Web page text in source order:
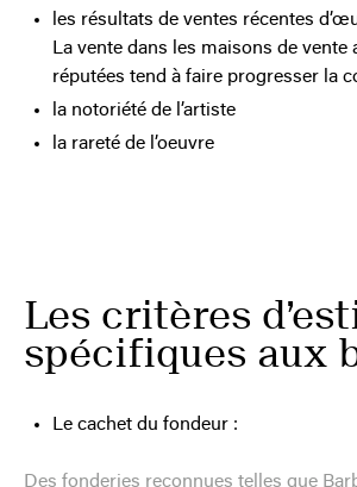
les résultats de ventes récentes
La vente dans les maisons de vente
réputées tend à faire progresser la
la notoriété de l’artiste
la rareté de l’oeuvre
Les critères
spécifiques aux
Le cachet du fondeur :
Des fonderies reconnues telles que